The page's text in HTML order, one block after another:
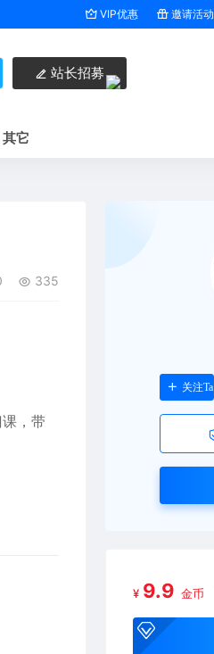
VIP优惠 邀请活动
站长招募
其它
335
，带
关注Ta
¥ 9.9 金币